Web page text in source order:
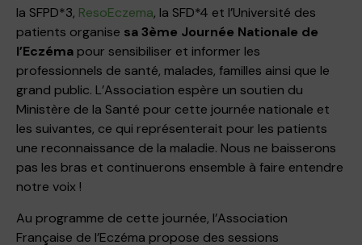
la SFPD*3, ResoEczema, la SFD*4 et l’Université des
patients organise sa 3ème Journée Nationale de
l’Eczéma pour sensibiliser et informer les
professionnels de santé, malades, familles ainsi que le
grand public. L’Association espère un soutien du
Ministère de la Santé pour cette journée nationale et
les suivantes, ce qui représenterait pour les patients
une reconnaissance de la maladie. Nous ne baisserons
pas les bras et continuerons ensemble à faire entendre
notre voix !
Au programme de cette journée, l’Association
Française de l’Eczéma propose des sessions